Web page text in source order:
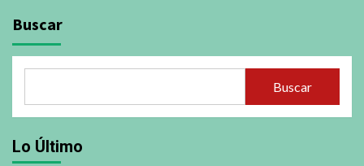
Buscar
Buscar
Lo Último